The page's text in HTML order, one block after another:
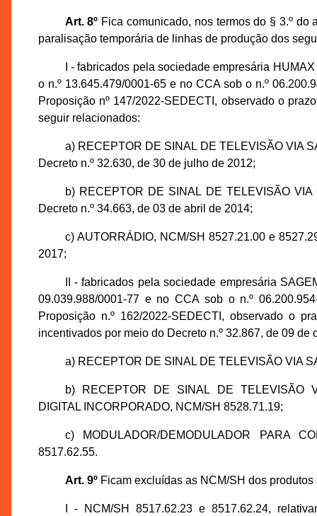
Art. 8º Fica comunicado, nos termos do § 3.º do
paralisação temporária de linhas de produção dos
I - fabricados pela sociedade empresária
o n.º 13.645.479/0001-65 e no CCA sob o n.º
Proposição nº 147/2022-SEDECTI, observado o
seguir relacionados:
a) RECEPTOR DE SINAL DE TELEVISÃO VIA
Decreto n.º 32.630, de 30 de julho de 2012;
b) RECEPTOR DE SINAL DE TELEVISÃO
Decreto n.º 34.663, de 03 de abril de 2014;
c) AUTORRÁDIO, NCM/SH 8527.21.00 e
2017;
II - fabricados pela sociedade empresária
09.039.988/0001-77 e no CCA sob o n.º
Proposição n.º 162/2022-SEDECTI, observado o
incentivados por meio do Decreto n.º 32.867, de 09
a) RECEPTOR DE SINAL DE TELEVISÃO VIA
b) RECEPTOR DE SINAL DE TELEVISÃO
DIGITAL INCORPORADO, NCM/SH 8528.71.19;
c) MODULADOR/DEMODULADOR PARA
8517.62.55.
Art. 9ºFicam excluídas as NCM/SH dos
I - NCM/SH 8517.62.23 e 8517.62.24,